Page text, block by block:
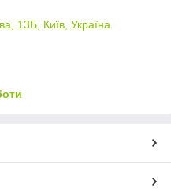
13Б, Київ, Україна